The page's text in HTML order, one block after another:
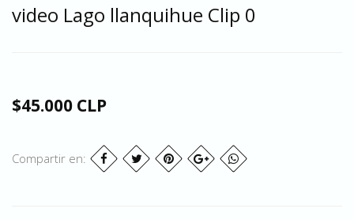
video Lago llanquihue Clip 0
$45.000 CLP
Compartir en: